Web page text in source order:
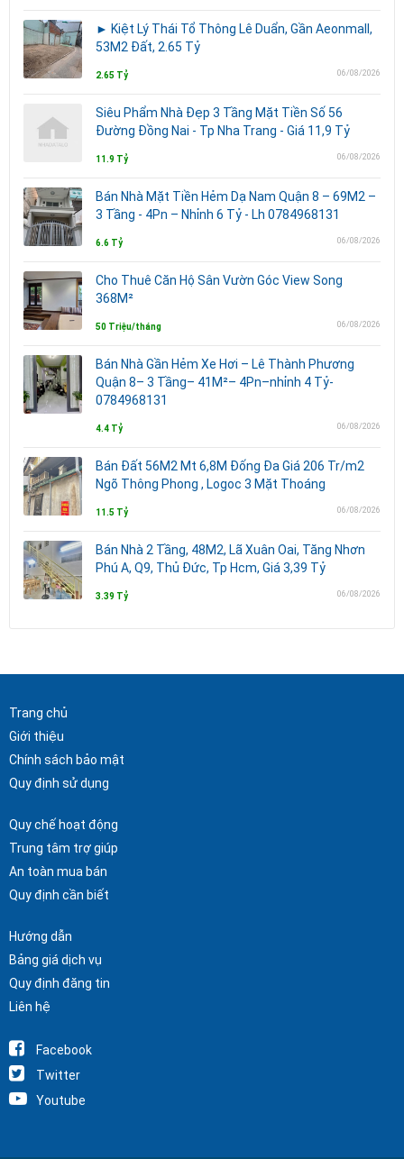
► Kiệt Lý Thái Tổ Thông Lê Duẩn, Gần Aeonmall,
53M2 Đất, 2.65 Tỷ
2.65 Tỷ 06/08/2026
Siêu Phẩm Nhà Đẹp 3 Tầng Mặt Tiền Số 56
Đường Đồng Nai - Tp Nha Trang - Giá 11,9 Tỷ
11.9 Tỷ 06/08/2026
Bán Nhà Mặt Tiền Hẻm Dạ Nam Quận 8 – 69M2 –
3 Tầng - 4Pn – Nhỉnh 6 Tỷ - Lh 0784968131
6.6 Tỷ 06/08/2026
Cho Thuê Căn Hộ Sân Vườn Góc View Song
368M²
50 Triệu/tháng 06/08/2026
Bán Nhà Gần Hẻm Xe Hơi – Lê Thành Phương
Quận 8– 3 Tầng– 41M²– 4Pn–nhỉnh 4 Tỷ-
0784968131
4.4 Tỷ 06/08/2026
Bán Đất 56M2 Mt 6,8M Đống Đa Giá 206 Tr/m2
Ngõ Thông Phong , Logoc 3 Mặt Thoáng
11.5 Tỷ 06/08/2026
Bán Nhà 2 Tầng, 48M2, Lã Xuân Oai, Tăng Nhơn
Phú A, Q9, Thủ Đức, Tp Hcm, Giá 3,39 Tỷ
3.39 Tỷ 06/08/2026
Trang chủ
Giới thiệu
Chính sách bảo mật
Quy định sử dụng
Quy chế hoạt động
Trung tâm trợ giúp
An toàn mua bán
Quy định cần biết
Hướng dẫn
Bảng giá dịch vụ
Quy định đăng tin
Liên hệ
Facebook
Twitter
Youtube